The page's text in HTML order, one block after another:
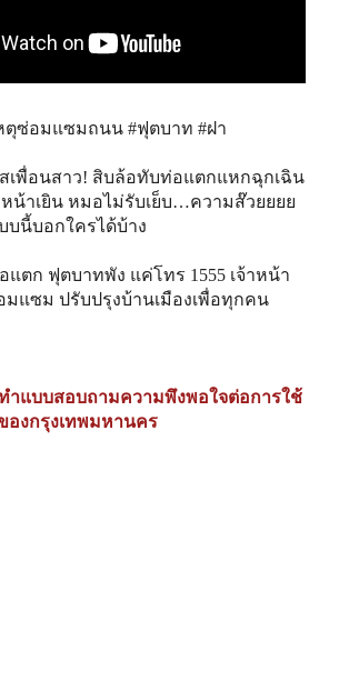
ตุซ่อมแซมถนน #ฟุตบาท #ฝา
เพื่อนสาว! สิบล้อทับท่อแตกแหกฉุกเฉิน
หน้าเยิน หมอไม่รับเย็บ…ความส๊วยยยย
นี้บอกใครได้บ้าง
แตก ฟุตบาทพัง แค่โทร 1555 เจ้าหน้า
แซม ปรับปรุงบ้านเมืองเพื่อทุกคน
ำแบบสอบถามความพึงพอใจต่อการใช้
งกรุงเทพมหานคร